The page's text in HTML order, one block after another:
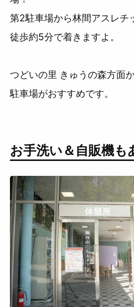
第2駐車場から林間アスレチ
徒歩約5分で着きますよ。
つどいの里 きゅうの森方面
駐車場がおすすめです。
お手洗い＆自販機も